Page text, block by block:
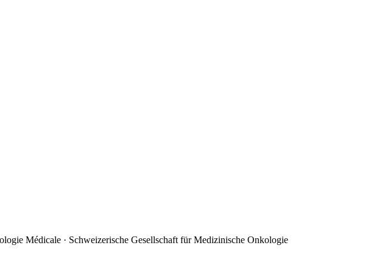
Médicale · Schweizerische Gesellschaft für Medizinische Onkologie